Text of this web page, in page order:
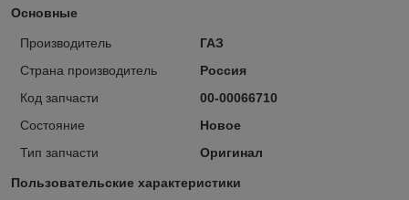
Основные
Производитель
ГАЗ
Страна производитель
Россия
Код запчасти
00-00066710
Состояние
Новое
Тип запчасти
Оригинал
Пользовательские характеристики